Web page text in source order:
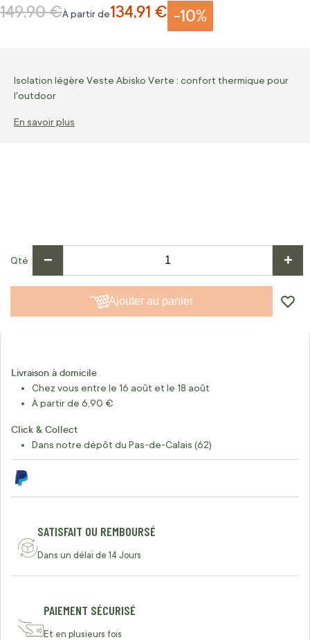
-10%
À partir de134,91 €
Prix normal
149,90 €
Isolation légère Veste Abisko Verte : confort thermique pour
l'outdoor
En savoir plus
Qté − +
Ajouter au panier
Livraison à domicile
Chez vous entre le 16 août et le 18 août
À partir de 6,90 €
Click & Collect
Dans notre dépôt du Pas-de-Calais (62)
SATISFAIT OU REMBOURSÉ
Dans un délai de 14 Jours
PAIEMENT SÉCURISÉ
Et en plusieurs fois